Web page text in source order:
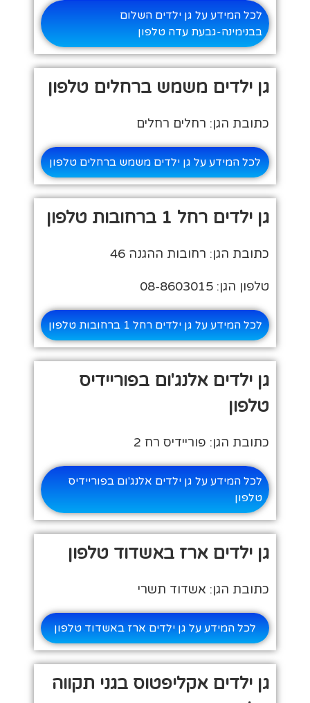
לכל המידע על גן ילדים השלום
בבנימינה-גבעת עדה טלפון
גן ילדים משמש ברחלים טלפון
כתובת הגן: רחלים רחלים
לכל המידע על גן ילדים משמש ברחלים טלפון
גן ילדים רחל 1 ברחובות טלפון
כתובת הגן: רחובות ההגנה 46
טלפון הגן: 08-8603015
לכל המידע על גן ילדים רחל 1 ברחובות טלפון
גן ילדים אלנג'ום בפוריידיס
טלפון
כתובת הגן: פוריידיס רח 2
לכל המידע על גן ילדים אלנג'ום בפוריידיס
טלפון
גן ילדים ארז באשדוד טלפון
כתובת הגן: אשדוד תשרי
לכל המידע על גן ילדים ארז באשדוד טלפון
גן ילדים אקליפטוס בגני תקווה